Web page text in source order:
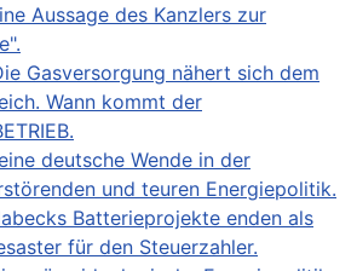
Aussage des Kanzlers zur
Gasversorgung nähert sich dem
Wann kommt der
deutsche Wende in der
und teuren Energiepolitik.
Batterieprojekte enden als
für den Steuerzahler.